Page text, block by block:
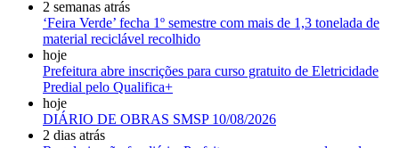
2 semanas atrás
‘Feira Verde’ fecha 1º semestre com mais de 1,3 tonelada de
material reciclável recolhido
hoje
Prefeitura abre inscrições para curso gratuito de Eletricidade
Predial pelo Qualifica+
hoje
DIÁRIO DE OBRAS SMSP 10/08/2026
2 dias atrás